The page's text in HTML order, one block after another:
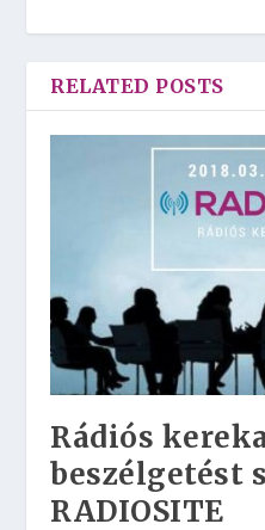
RELATED POSTS
Rádiós
beszélgetést
RADIOSITE